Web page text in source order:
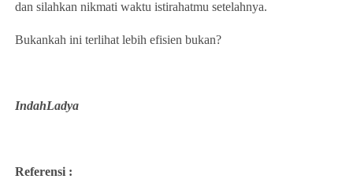
dan silahkan nikmati waktu istirahatmu setelahnya.
Bukankah ini terlihat lebih efisien bukan?
IndahLadya
Referensi :